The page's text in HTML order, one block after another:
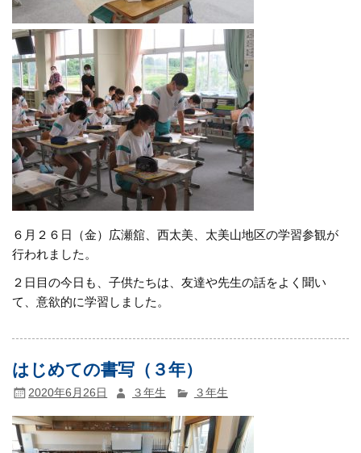
６月２６日（金）広瀬舘、西太美、太美山地区の学習参観が
行われました。
２日目の今日も、子供たちは、友達や先生の話をよく聞い
て、意欲的に学習しました。
はじめての書写（３年）
2020年6月26日 ３年生 ３年生